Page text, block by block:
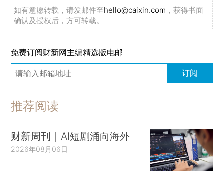
如有意愿转载，请发邮件至hello@caixin.com ，获得书面
确认及授权后，方可转载。
免费订阅财新网主编精选版电邮
订阅
推荐阅读
财新周刊｜AI短剧涌向海外
2026年08月06日